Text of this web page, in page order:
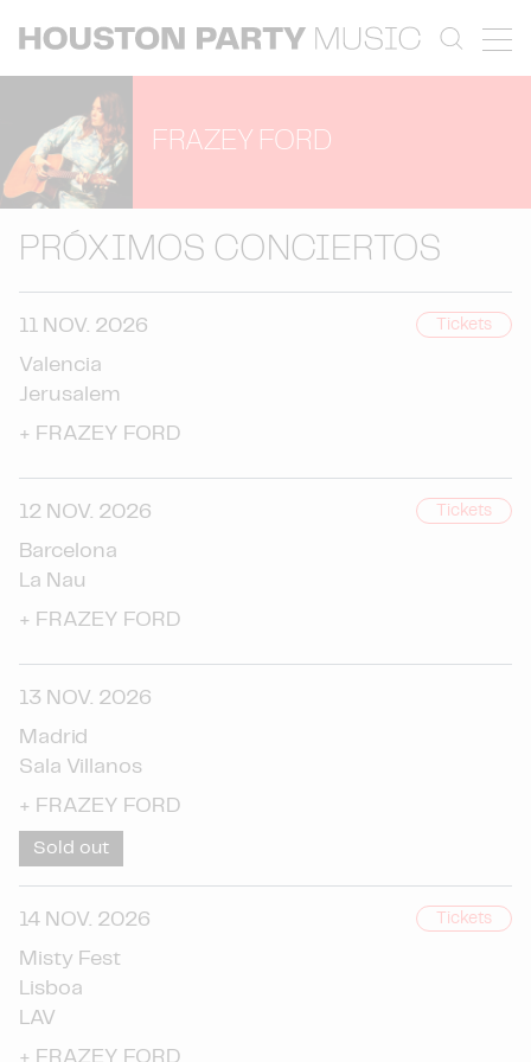
FRAZEY FORD
PRÓXIMOS CONCIERTOS
11 NOV. 2026 Tickets
+ FRAZEY FORD
Valencia
Jerusalem
12 NOV. 2026 Tickets
+ FRAZEY FORD
Barcelona
La Nau
13 NOV. 2026
+ FRAZEY FORD
Madrid
Sala Villanos
Sold out
14 NOV. 2026 Tickets
+ FRAZEY FORD
Misty Fest
Lisboa
LAV